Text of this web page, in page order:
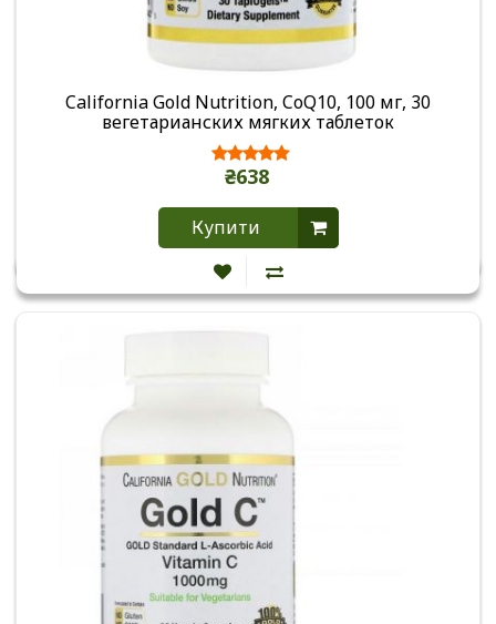
California Gold Nutrition, CoQ10, 100 мг, 30
вегетарианских мягких таблеток
₴638
Купити